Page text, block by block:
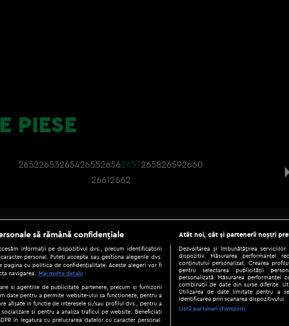
PIESE
265226532654265526562657265826592660
26612662
Be social
Copyright © 2026 / DIGI ROMANIA S.A.
Gestionați preferințele|Termeni și condiții|Politica de confidențialitate|
să rămână confidențiale
informații pe dispozitivul dvs., precum identificatorii
personal. Puteți accepta sau gestiona alegerile dvs.
pagina cu politica de confidențialitate. Aceste alegeri vor fi
navigarea.
Mai multe detalii
si agentiile de publicitate partenere, precum si furnizorii
date pentru a permite website-ului sa functioneze, pentru a
afisate in functie de interesele si/sau profilul dvs., pentru a
si pentru a analiza traficul pe website. Beneficiati
in legatura cu prelucrarea datelor cu caracter personal.
Atât noi, cât și partenerii noștri
Dezvoltarea și îmbunătățirea
dispozitiv. Măsurarea performanței
conținutului personalizat. Crearea
pentru selectarea publicității
personalizată. Măsurarea performanței
combinații de date din surse diferite.
Utilizarea de date limitate pentru a
identificarea prin scanarea dispozitivului.
Listă parteneri (furnizori)